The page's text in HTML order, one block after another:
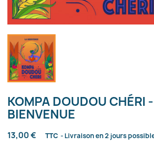
KOMPA DOUDOU CHÉRI
BIENVENUE
13,00 € TTC Livraison en 2 jours